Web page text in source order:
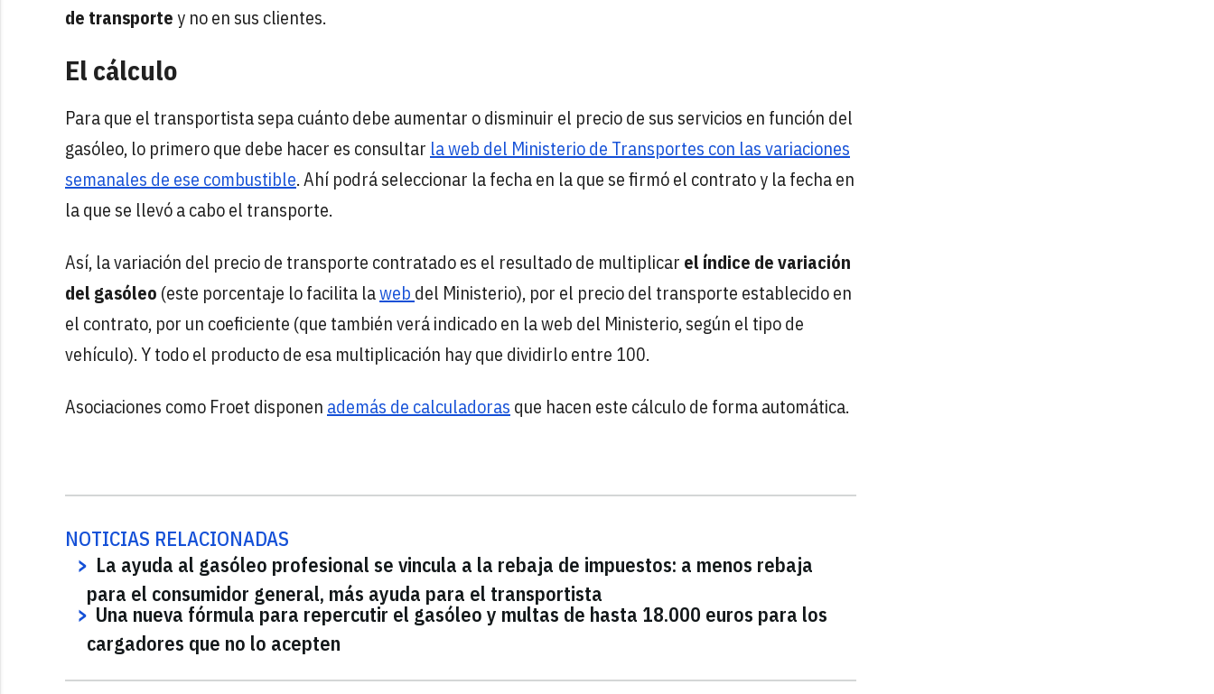
de transportey no en sus clientes.
El cálculo
Para que el transportista sepa cuánto debe aumentar o disminuir el precio de sus servicios en función del
gasóleo, lo primero que debe hacer es consultar la web del Ministerio de Transportes con las variaciones
semanales de ese combustible. Ahí podrá seleccionar la fecha en la que se firmó el contrato y la fecha en
la que se llevó a cabo el transporte.
Así, la variación del precio de transporte contratado es el resultado de multiplicar el índice de variación
del gasóleo (este porcentaje lo facilita laweb del Ministerio), por el precio del transporte establecido en
el contrato, por un coeficiente (que también verá indicado en la web del Ministerio, según el tipo de
vehículo). Y todo el producto de esa multiplicación hay que dividirlo entre 100.
Asociaciones como Froet disponen además de calculadoras que hacen este cálculo de forma automática.
NOTICIAS RELACIONADAS
La ayuda al gasóleo profesional se vincula a la rebaja de impuestos: a menos rebaja
para el consumidor general, más ayuda para el transportista
Una nueva fórmula para repercutir el gasóleo y multas de hasta 18.000 euros para los
cargadores que no lo acepten